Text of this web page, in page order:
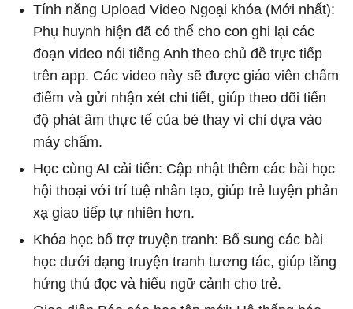
Tính năng Upload Video Ngoại khóa (Mới nhất):
Phụ huynh hiện đã có thể cho con ghi lại các
đoạn video nói tiếng Anh theo chủ đề trực tiếp
trên app. Các video này sẽ được giáo viên chấm
điểm và gửi nhận xét chi tiết, giúp theo dõi tiến
độ phát âm thực tế của bé thay vì chỉ dựa vào
máy chấm.
Học cùng AI cải tiến: Cập nhật thêm các bài học
hội thoại với trí tuệ nhân tạo, giúp trẻ luyện phản
xạ giao tiếp tự nhiên hơn.
Khóa học bổ trợ truyện tranh: Bổ sung các bài
học dưới dạng truyện tranh tương tác, giúp tăng
hứng thú đọc và hiểu ngữ cảnh cho trẻ.